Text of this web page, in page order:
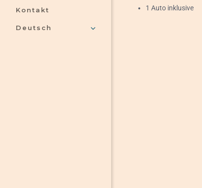
Kontakt
Deutsch
1 Auto inklusive